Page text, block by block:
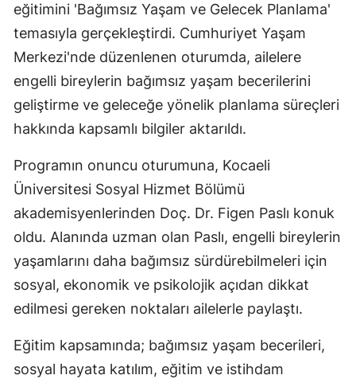
eğitimini 'Bağımsız Yaşam ve Gelecek Planlama'
temasıyla gerçekleştirdi. Cumhuriyet Yaşam
Merkezi'nde düzenlenen oturumda, ailelere
engelli bireylerin bağımsız yaşam becerilerini
geliştirme ve geleceğe yönelik planlama süreçleri
hakkında kapsamlı bilgiler aktarıldı.
Programın onuncu oturumuna, Kocaeli
Üniversitesi Sosyal Hizmet Bölümü
akademisyenlerinden Doç. Dr. Figen Paslı konuk
oldu. Alanında uzman olan Paslı, engelli bireylerin
yaşamlarını daha bağımsız sürdürebilmeleri için
sosyal, ekonomik ve psikolojik açıdan dikkat
edilmesi gereken noktaları ailelerle paylaştı.
Eğitim kapsamında; bağımsız yaşam becerileri,
sosyal hayata katılım, eğitim ve istihdam